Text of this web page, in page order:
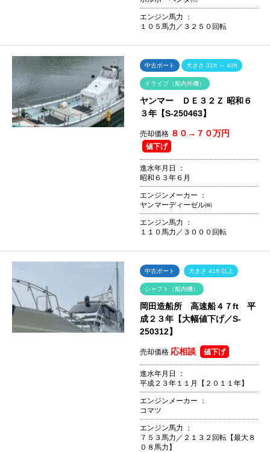
エンジン馬力 ：
１０５馬力／３２５０回転
中古ボート 大きさ 31ft ～ 40ft
ドライブ（船内外機）
ヤンマー ＤＥ３２Ｚ 昭和６
３年【S-250463】
売却価格 ８０→７０万円
値下げ
進水年月日 ：
昭和６３年６月
エンジンメーカー ：
ヤンマーディーゼル㈱
エンジン馬力 ：
１１０馬力／３０００回転
中古ボート 大きさ 41ft 以上
シャフト（船内機）
岡田造船所 高速船４７ft 平
成２３年【大幅値下げ／S-
250312】
売却価格 応相談 値下げ
進水年月日 ：
平成２３年１１月【２０１１年】
エンジンメーカー ：
コマツ
エンジン馬力 ：
７５３馬力／２１３２回転【最大８
０８馬力】